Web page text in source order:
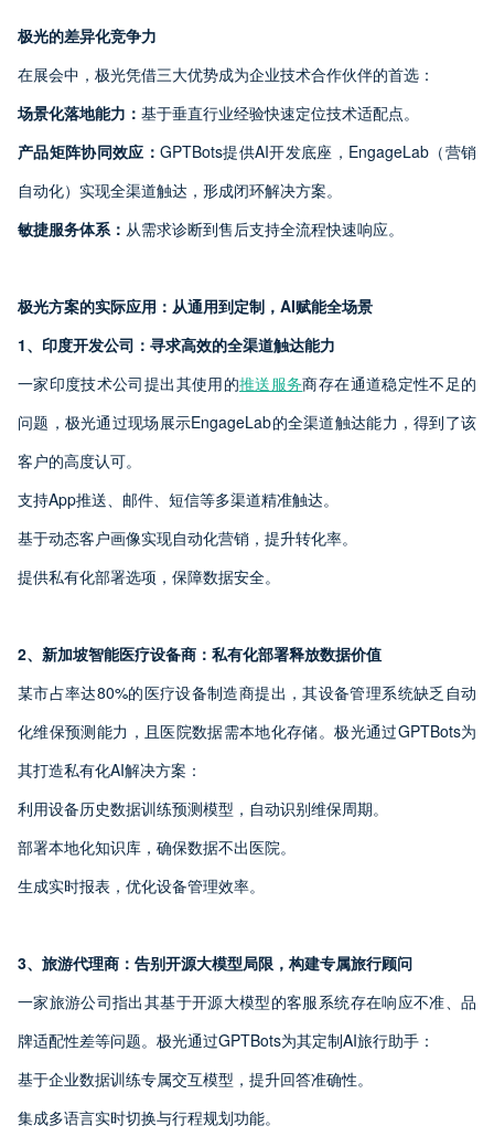
极光的差异化竞争力
在展会中，极光凭借三大优势成为企业技术合作伙伴的首选：
场景化落地能力： 基于垂直行业经验快速定位技术适配点。
产品矩阵协同效应： GPTBots提供AI开发底座，EngageLab（营销
自动化）实现全渠道触达，形成闭环解决方案。
敏捷服务体系： 从需求诊断到售后支持全流程快速响应。
极光方案的实际应用：从通用到定制，AI赋能全场景
1、印度开发公司：寻求高效的全渠道触达能力
一家印度技术公司提出其使用的推送服务商存在通道稳定性不足的
问题，极光通过现场展示EngageLab的全渠道触达能力，得到了该
客户的高度认可。
支持App推送、邮件、短信等多渠道精准触达。
基于动态客户画像实现自动化营销，提升转化率。
提供私有化部署选项，保障数据安全。
2、新加坡智能医疗设备商：私有化部署释放数据价值
某市占率达80%的医疗设备制造商提出，其设备管理系统缺乏自动
化维保预测能力，且医院数据需本地化存储。极光通过GPTBots为
其打造私有化AI解决方案：
利用设备历史数据训练预测模型，自动识别维保周期。
部署本地化知识库，确保数据不出医院。
生成实时报表，优化设备管理效率。
3、旅游代理商：告别开源大模型局限，构建专属旅行顾问
一家旅游公司指出其基于开源大模型的客服系统存在响应不准、品
牌适配性差等问题。极光通过GPTBots为其定制AI旅行助手：
基于企业数据训练专属交互模型，提升回答准确性。
集成多语言实时切换与行程规划功能。